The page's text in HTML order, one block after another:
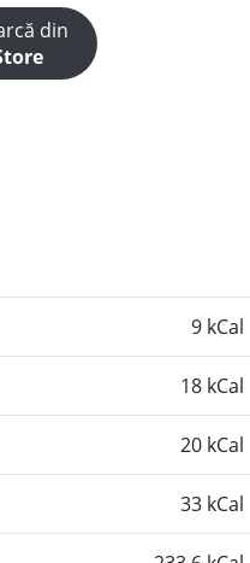
din
9 kCal
18 kCal
20 kCal
33 kCal